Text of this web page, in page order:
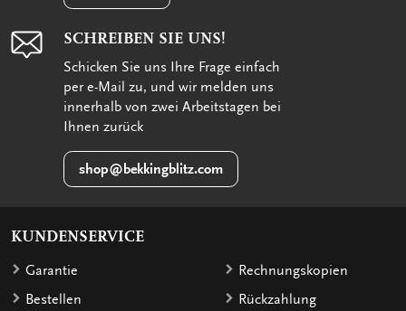
SCHREIBEN SIE UNS!
Schicken Sie uns Ihre Frage einfach
per e-Mail zu, und wir melden uns
innerhalb von zwei Arbeitstagen bei
Ihnen zurück
shop@bekkingblitz.com
KUNDENSERVICE
Garantie
Bestellen
Rechnungskopien
Rückzahlung